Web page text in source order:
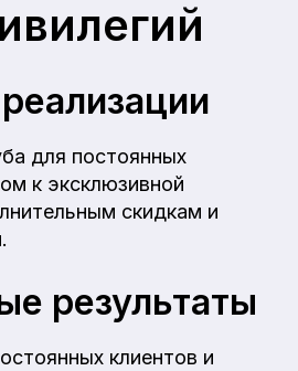
для постоянных
к эксклюзивной
скидкам и
результаты
клиентов и